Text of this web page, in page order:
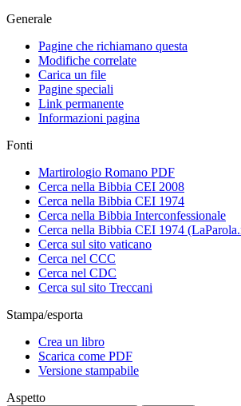
Generale
Pagine che richiamano questa
Modifiche correlate
Carica un file
Pagine speciali
Link permanente
Informazioni pagina
Fonti
Martirologio Romano PDF
Cerca nella Bibbia CEI 2008
Cerca nella Bibbia CEI 1974
Cerca nella Bibbia Interconfessionale
Cerca nella Bibbia CEI 1974
Cerca sul sito vaticano
Cerca nel CCC
Cerca nel CDC
Cerca sul sito Treccani
Stampa/esporta
Crea un libro
Scarica come PDF
Versione stampabile
Aspetto